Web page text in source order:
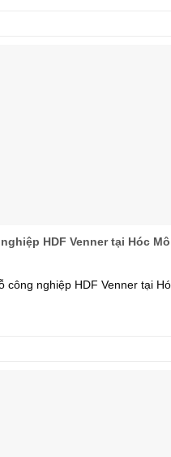
HDF Venner tại Hóc
công nghiệp HDF Venner tại